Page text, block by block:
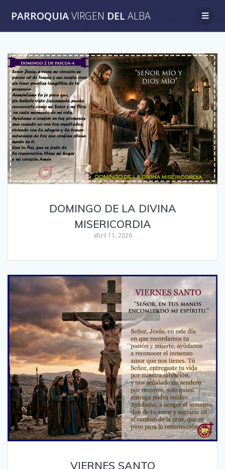
al
PARROQUIAVIRGEN DEL ALBA
DOMINGO DE LA DIVINA
MISERICORDIA
abril 11, 2026
VIERNES SANTO